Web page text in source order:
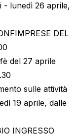
- lunedì 26 aprile,
DEL
del 27 aprile
sulle attività
19 aprile, dalle
INGRESSO